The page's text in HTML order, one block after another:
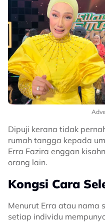
Dipuji kerana tidak
rumah tangga kepada
Erra Fazira enggan
orang lain.
Kongsi Cara
Menurut Erra atau nama
setiap individu